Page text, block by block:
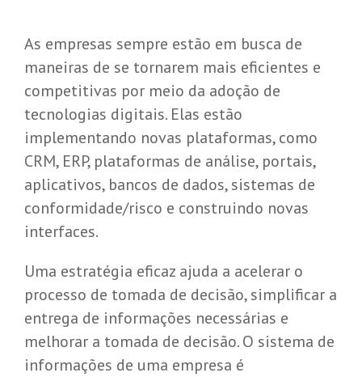
As empresas sempre estão em busca de
maneiras de se tornarem mais eficientes e
competitivas por meio da adoção de
tecnologias digitais. Elas estão
implementando novas plataformas, como
CRM, ERP, plataformas de análise, portais,
aplicativos, bancos de dados, sistemas de
conformidade/risco e construindo novas
interfaces.
Uma estratégia eficaz ajuda a acelerar o
processo de tomada de decisão, simplificar a
entrega de informações necessárias e
melhorar a tomada de decisão. O sistema de
informações de uma empresa é